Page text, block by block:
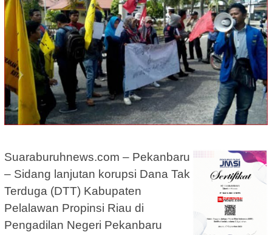
Suaraburuhnews.com – Pekanbaru
– Sidang lanjutan korupsi Dana Tak
Terduga (DTT) Kabupaten
Pelalawan Propinsi Riau di
Pengadilan Negeri Pekanbaru